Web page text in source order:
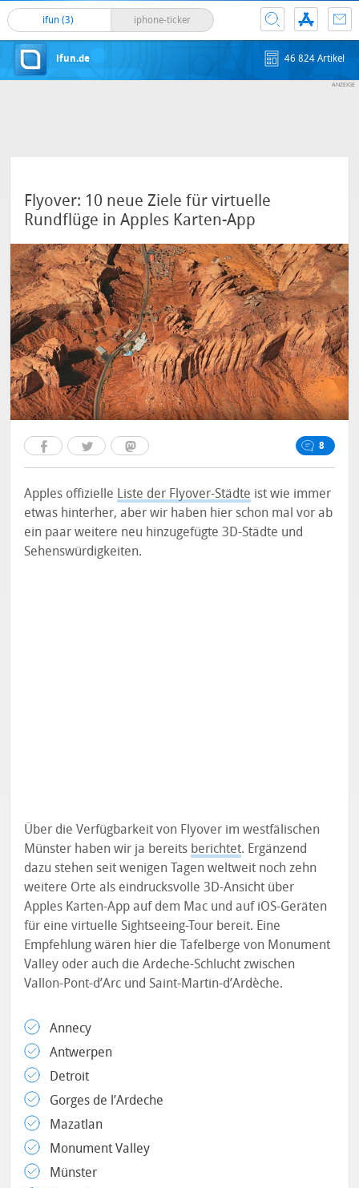
ifun (3) iphone-ticker
ifun.de 46 824 Artikel
Flyover: 10 neue Ziele für virtuelle
Rundflüge in Apples Karten-App
8
Apples offizielle Liste der Flyover-Städte ist wie immer
etwas hinterher, aber wir haben hier schon mal vor ab
ein paar weitere neu hinzugefügte 3D-Städte und
Sehenswürdigkeiten.
Über die Verfügbarkeit von Flyover im westfälischen
Münster haben wir ja bereits berichtet. Ergänzend
dazu stehen seit wenigen Tagen weltweit noch zehn
weitere Orte als eindrucksvolle 3D-Ansicht über
Apples Karten-App auf dem Mac und auf iOS-Geräten
für eine virtuelle Sightseeing-Tour bereit. Eine
Empfehlung wären hier die Tafelberge von Monument
Valley oder auch die Ardeche-Schlucht zwischen
Vallon-Pont-d’Arc und Saint-Martin-d’Ardèche.
Annecy
Antwerpen
Detroit
Gorges de l’Ardeche
Mazatlan
Monument Valley
Münster